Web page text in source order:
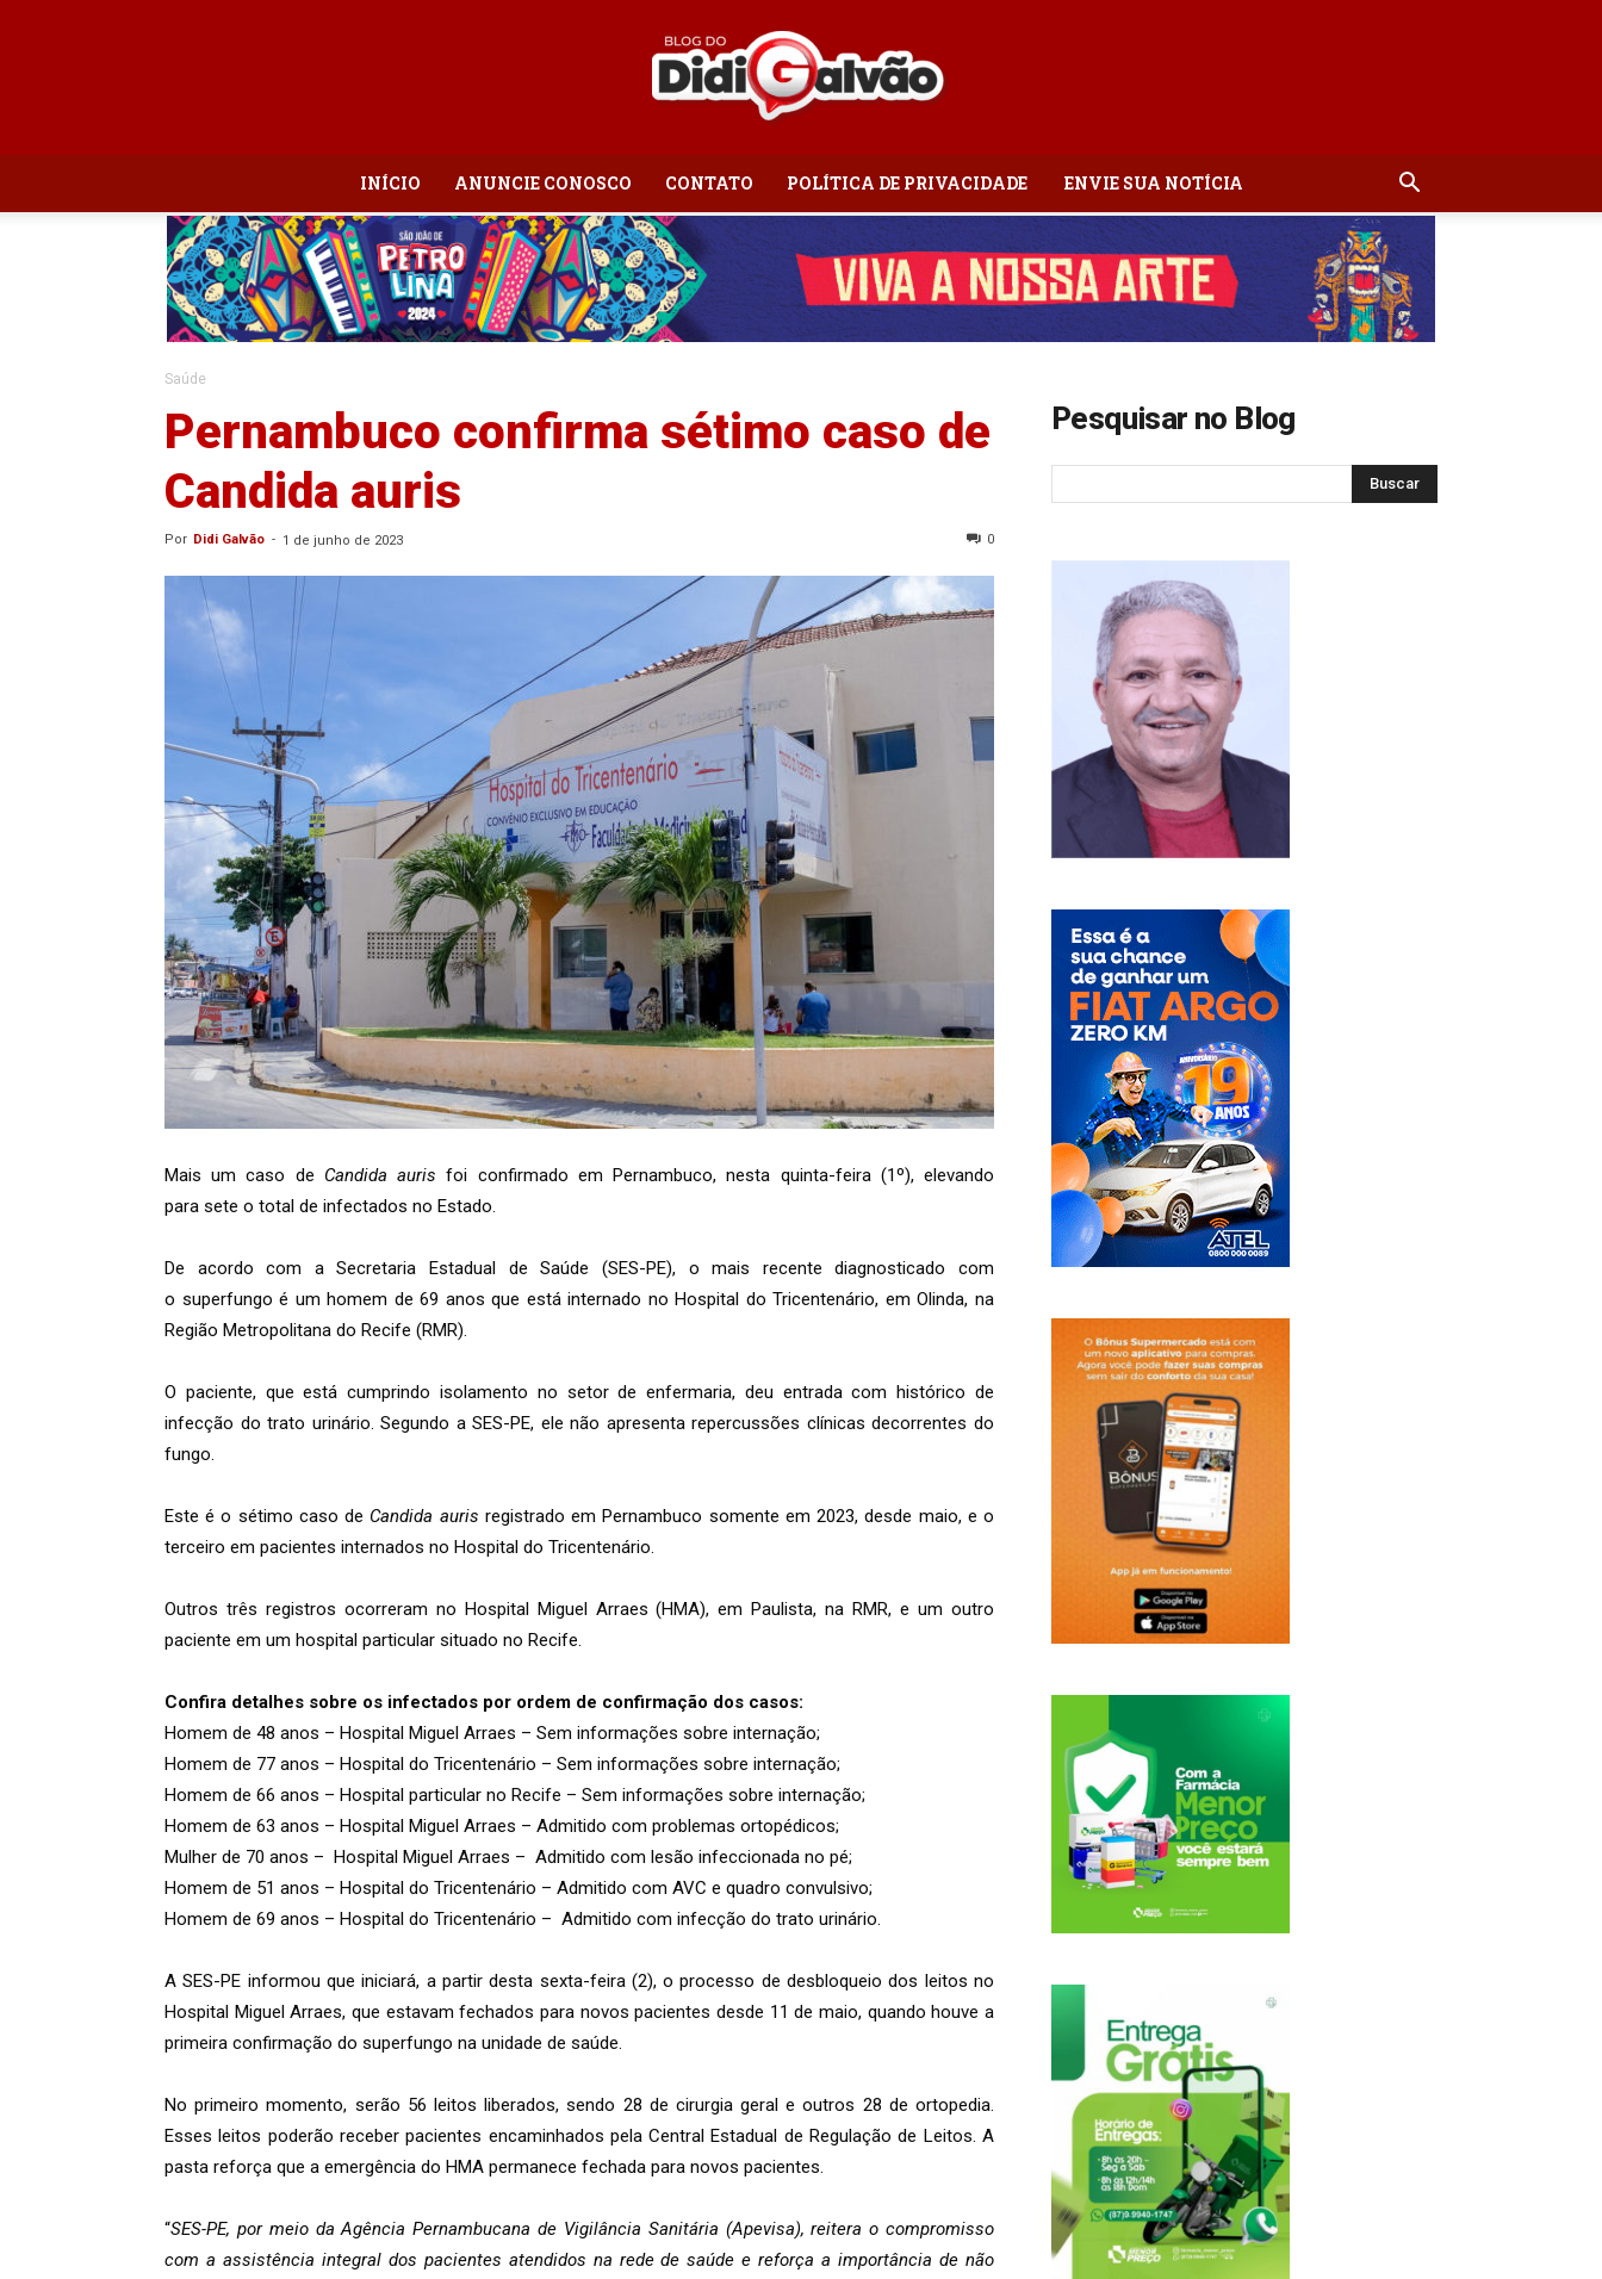
Galvão
INÍCIO ANUNCIE CONOSCO CONTATO POLÍTICA DE PRIVACIDADE ENVIE SUA NOTÍCIA
Saúde
Pernambuco confirma sétimo caso de
Candida auris
Por Didi Galvão - 1 de junho de 2023 0
Mais um caso de Candida auris foi confirmado em Pernambuco, nesta quinta-feira (1º), elevando
para sete o total de infectados no Estado.
De acordo com a Secretaria Estadual de Saúde (SES-PE), o mais recente diagnosticado com
o superfungo é um homem de 69 anos que está internado no Hospital do Tricentenário, em Olinda, na
Região Metropolitana do Recife (RMR).
O paciente, que está cumprindo isolamento no setor de enfermaria, deu entrada com histórico de
infecção do trato urinário. Segundo a SES-PE, ele não apresenta repercussões clínicas decorrentes do
fungo.
Este é o sétimo caso de Candida auris registrado em Pernambuco somente em 2023, desde maio, e o
terceiro em pacientes internados no Hospital do Tricentenário.
Outros três registros ocorreram no Hospital Miguel Arraes (HMA), em Paulista, na RMR, e um outro
paciente em um hospital particular situado no Recife.
Confira detalhes sobre os infectados por ordem de confirmação dos casos:
Homem de 48 anos – Hospital Miguel Arraes – Sem informações sobre internação;
Homem de 77 anos – Hospital do Tricentenário – Sem informações sobre internação;
Homem de 66 anos – Hospital particular no Recife – Sem informações sobre internação;
Homem de 63 anos – Hospital Miguel Arraes – Admitido com problemas ortopédicos;
Mulher de 70 anos – Hospital Miguel Arraes – Admitido com lesão infeccionada no pé;
Homem de 51 anos – Hospital do Tricentenário – Admitido com AVC e quadro convulsivo;
Homem de 69 anos – Hospital do Tricentenário – Admitido com infecção do trato urinário.
A SES-PE informou que iniciará, a partir desta sexta-feira (2), o processo de desbloqueio dos leitos no
Hospital Miguel Arraes, que estavam fechados para novos pacientes desde 11 de maio, quando houve a
primeira confirmação do superfungo na unidade de saúde.
No primeiro momento, serão 56 leitos liberados, sendo 28 de cirurgia geral e outros 28 de ortopedia.
Esses leitos poderão receber pacientes encaminhados pela Central Estadual de Regulação de Leitos. A
pasta reforça que a emergência do HMA permanece fechada para novos pacientes.
“SES-PE, por meio da Agência Pernambucana de Vigilância Sanitária (Apevisa), reitera o compromisso
com a assistência integral dos pacientes atendidos na rede de saúde e reforça a importância de não
Pesquisar no Blog